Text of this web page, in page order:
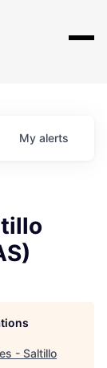
My alerts
- Saltillo